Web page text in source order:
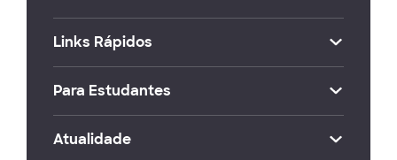
Links Rápidos
Para Estudantes
Atualidade